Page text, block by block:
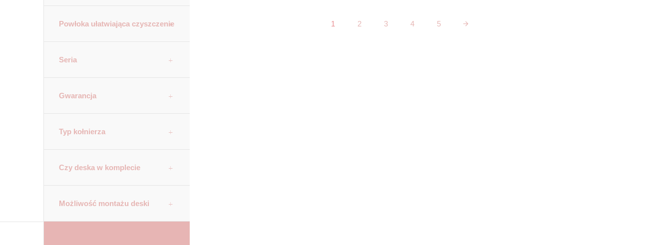
Powłoka ułatwiająca czyszczenie
Seria
Gwarancja
Typ kołnierza
Czy deska w komplecie
Możliwość montażu deski
1 2 3 4 5